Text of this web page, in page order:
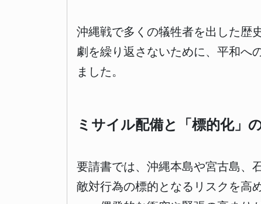
沖縄戦で多くの犠牲者を出した歴
劇を繰り返さないために、平和へ
ました。
ミサイル配備と「標的化」
要請書では、沖縄本島や宮古島、
敵対行為の標的となるリスクを高